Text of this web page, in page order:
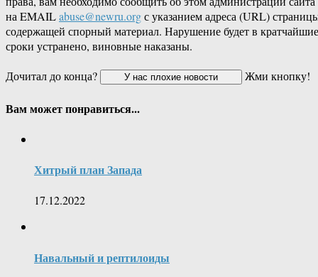
на EMAILabuse@newru.orgс указанием адреса (URL)
содержащей спорный материал. Нарушение будет в кратчайшие
сроки устранено, виновные наказаны.
Дочитал до конца?
Жми кнопку!
Вам может понравиться...
Хитрый план Запада
17.12.2022
Навальный и рептилоиды